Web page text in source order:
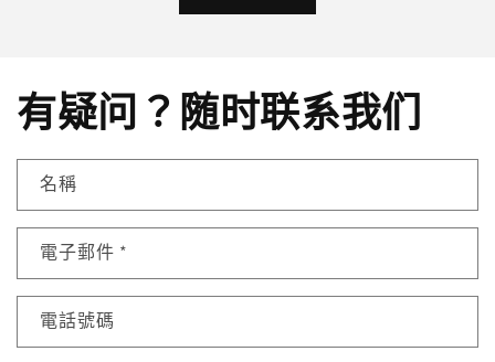
有疑问？随时联系我们
名稱
電子郵件 *
電話號碼